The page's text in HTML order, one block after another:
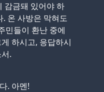
감금돼 있어야 하
온 사방은 막혀도
민들이 환난 중에
하시고, 응답하시
.
. 아멘!